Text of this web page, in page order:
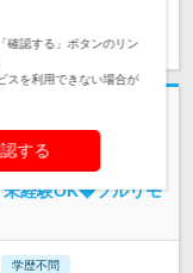
祝)*残業なし*リモート
未経験OK◆フルリモ
学歴不問
確認する」ボタンのリン
スを利用できない場合が
する